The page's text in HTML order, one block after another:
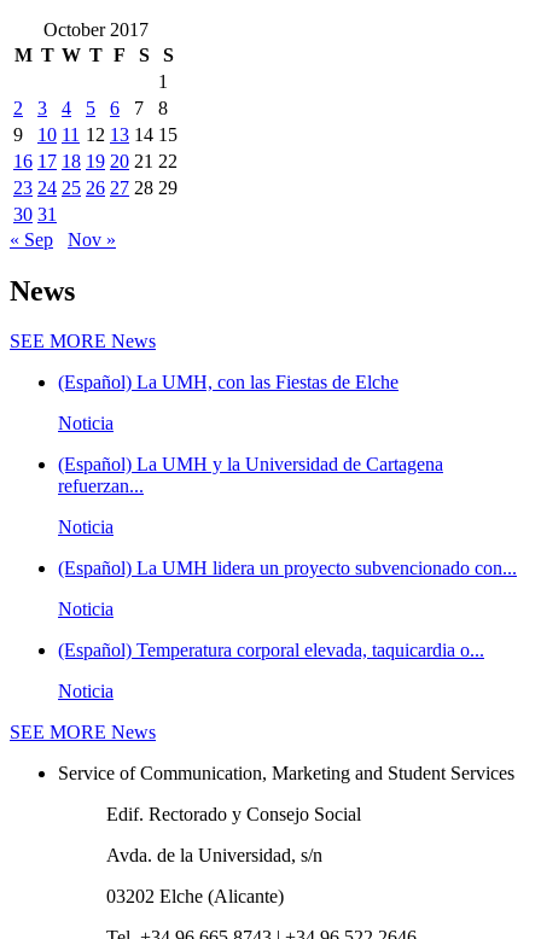
October 2017
M T W T F S
S
1
2
3 4 5 6 7
8
9
10 11 12 13 14 15
16 17 18 19 20 21 22
23 24 25 26 27 28 29
30 31
« Sep
Nov »
News
SEE MORE News
(Español) La UMH, con las Fiestas de Elche
Noticia
(Español) La UMH y la Universidad de Cartagena
refuerzan...
Noticia
(Español) La UMH lidera un proyecto subvencionado con...
Noticia
(Español) Temperatura corporal elevada, taquicardia o...
Noticia
SEE MORE News
Service of Communication, Marketing and Student Services
Edif. Rectorado y Consejo Social
Avda. de la Universidad, s/n
03202 Elche (Alicante)